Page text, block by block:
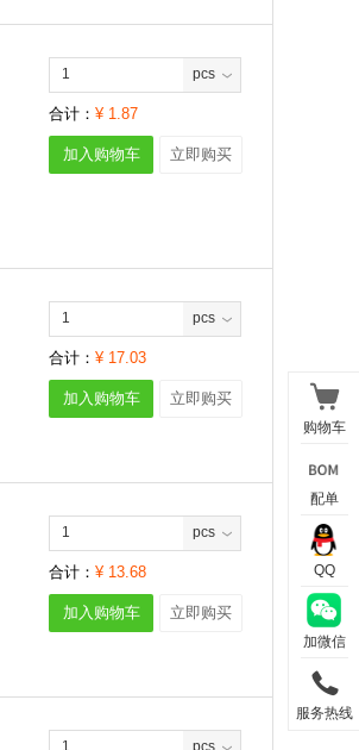
pcs
合计： ¥ 1.87
加入购物车 立即购买
pcs
合计： ¥ 17.03
加入购物车 立即购买
pcs
合计： ¥ 13.68
加入购物车 立即购买
pcs
购物车
配单
QQ
加微信
服务热线